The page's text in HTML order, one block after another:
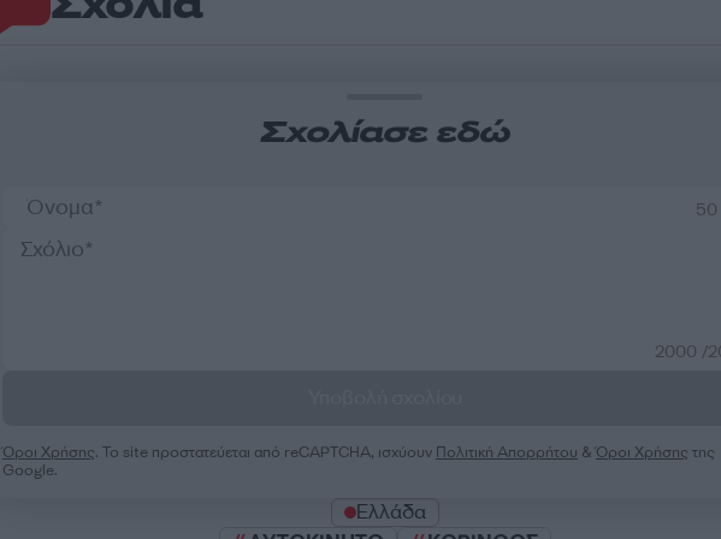
Σχολίασε εδώ
2000 /
Όροι Χρήσης. Το site προστατεύεται από reCAPTCHA, ισχύουν Πολιτική Απορρήτου &Όροι Χρήσης της
Google.
Ελλάδα